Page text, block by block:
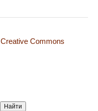
Creative Commons